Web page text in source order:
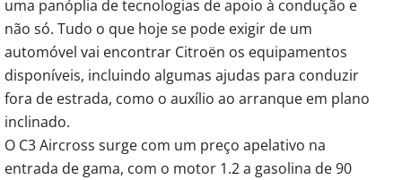
uma panóplia de tecnologias de apoio à condução e
não só. Tudo o que hoje se pode exigir de um
automóvel vai encontrar Citroën os equipamentos
disponíveis, incluindo algumas ajudas para conduzir
fora de estrada, como o auxílio ao arranque em plano
inclinado.
O C3 Aircross surge com um preço apelativo na
entrada de gama, com o motor 1.2 a gasolina de 90